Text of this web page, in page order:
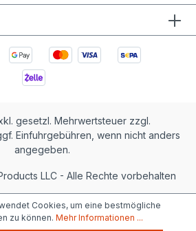
gesetzl. Mehrwertsteuer zzgl.
Einfuhrgebühren, wenn nicht anders
angegeben.
LLC - Alle Rechte vorbehalten
Cookies, um eine bestmögliche
zu können. Mehr Informationen ...